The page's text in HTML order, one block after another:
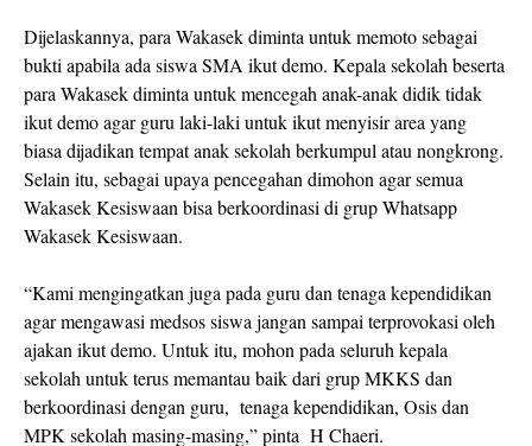
Dijelaskannya, para Wakasek diminta untuk memoto sebagai
bukti apabila ada siswa SMA ikut demo. Kepala sekolah beserta
para Wakasek diminta untuk mencegah anak-anak didik tidak
ikut demo agar guru laki-laki untuk ikut menyisir area yang
biasa dijadikan tempat anak sekolah berkumpul atau nongkrong.
Selain itu, sebagai upaya pencegahan dimohon agar semua
Wakasek Kesiswaan bisa berkoordinasi di grup Whatsapp
Wakasek Kesiswaan.
“Kami mengingatkan juga pada guru dan tenaga kependidikan
agar mengawasi medsos siswa jangan sampai terprovokasi oleh
ajakan ikut demo. Untuk itu, mohon pada seluruh kepala
sekolah untuk terus memantau baik dari grup MKKS dan
berkoordinasi dengan guru, tenaga kependidikan, Osis dan
MPK sekolah masing-masing,” pinta H Chaeri.